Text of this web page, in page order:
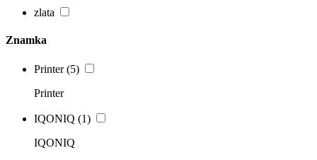
zlata
Znamka
Printer(5)
Printer
IQONIQ (1)
IQONIQ